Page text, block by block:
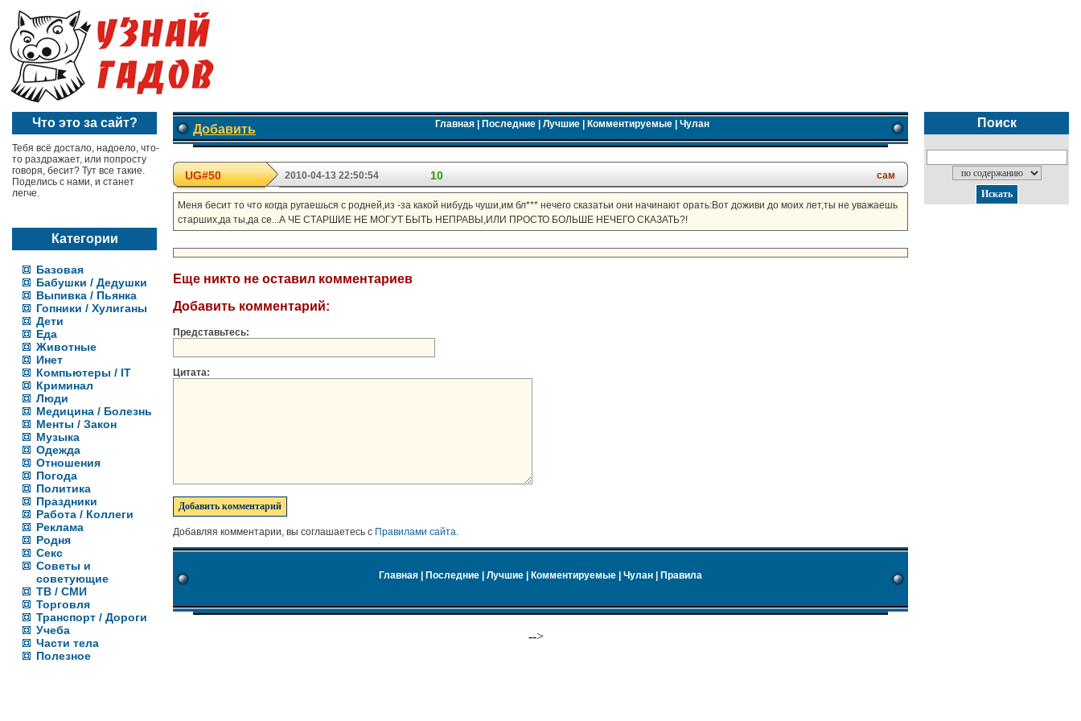
Что это за сайт?
Тебя всё достало, надоело, что-
то раздражает, или попросту
говоря, бесит? Тут все такие.
Поделись с нами, и станет
легче.
Категории
Базовая
Бабушки / Дедушки
Выпивка / Пьянка
Гопники / Хулиганы
Дети
Еда
Животные
Инет
Компьютеры / IT
Криминал
Люди
Медицина / Болезнь
Менты / Закон
Музыка
Одежда
Отношения
Погода
Политика
Праздники
Работа / Коллеги
Реклама
Родня
Секс
Советы и
советующие
ТВ / СМИ
Торговля
Транспорт / Дороги
Учеба
Части тела
Полезное
Добавить Главная| Последние| Лучшие| Комментируемые| Чулан
UG#50 2010-04-13 22:50:54 10 сам
Меня бесит то что когда ругаешься с родней,из -за какой нибудь чуши,им бл*** нечего сказатьи они начинают орать:Вот доживи до моих лет,ты не уважаешь
старших,да ты,да се...А ЧЕ СТАРШИЕ НЕ МОГУТ БЫТЬ НЕПРАВЫ,ИЛИ ПРОСТО БОЛЬШЕ НЕЧЕГО СКАЗАТЬ?!
Еще никто не оставил комментариев
Добавить комментарий:
Представьтесь:
Цитата:
Добавляя комментарии, вы соглашаетесь с Правилами сайта.
Главная Последние Лучшие Комментируемые Чулан Правила
-->
Поиск